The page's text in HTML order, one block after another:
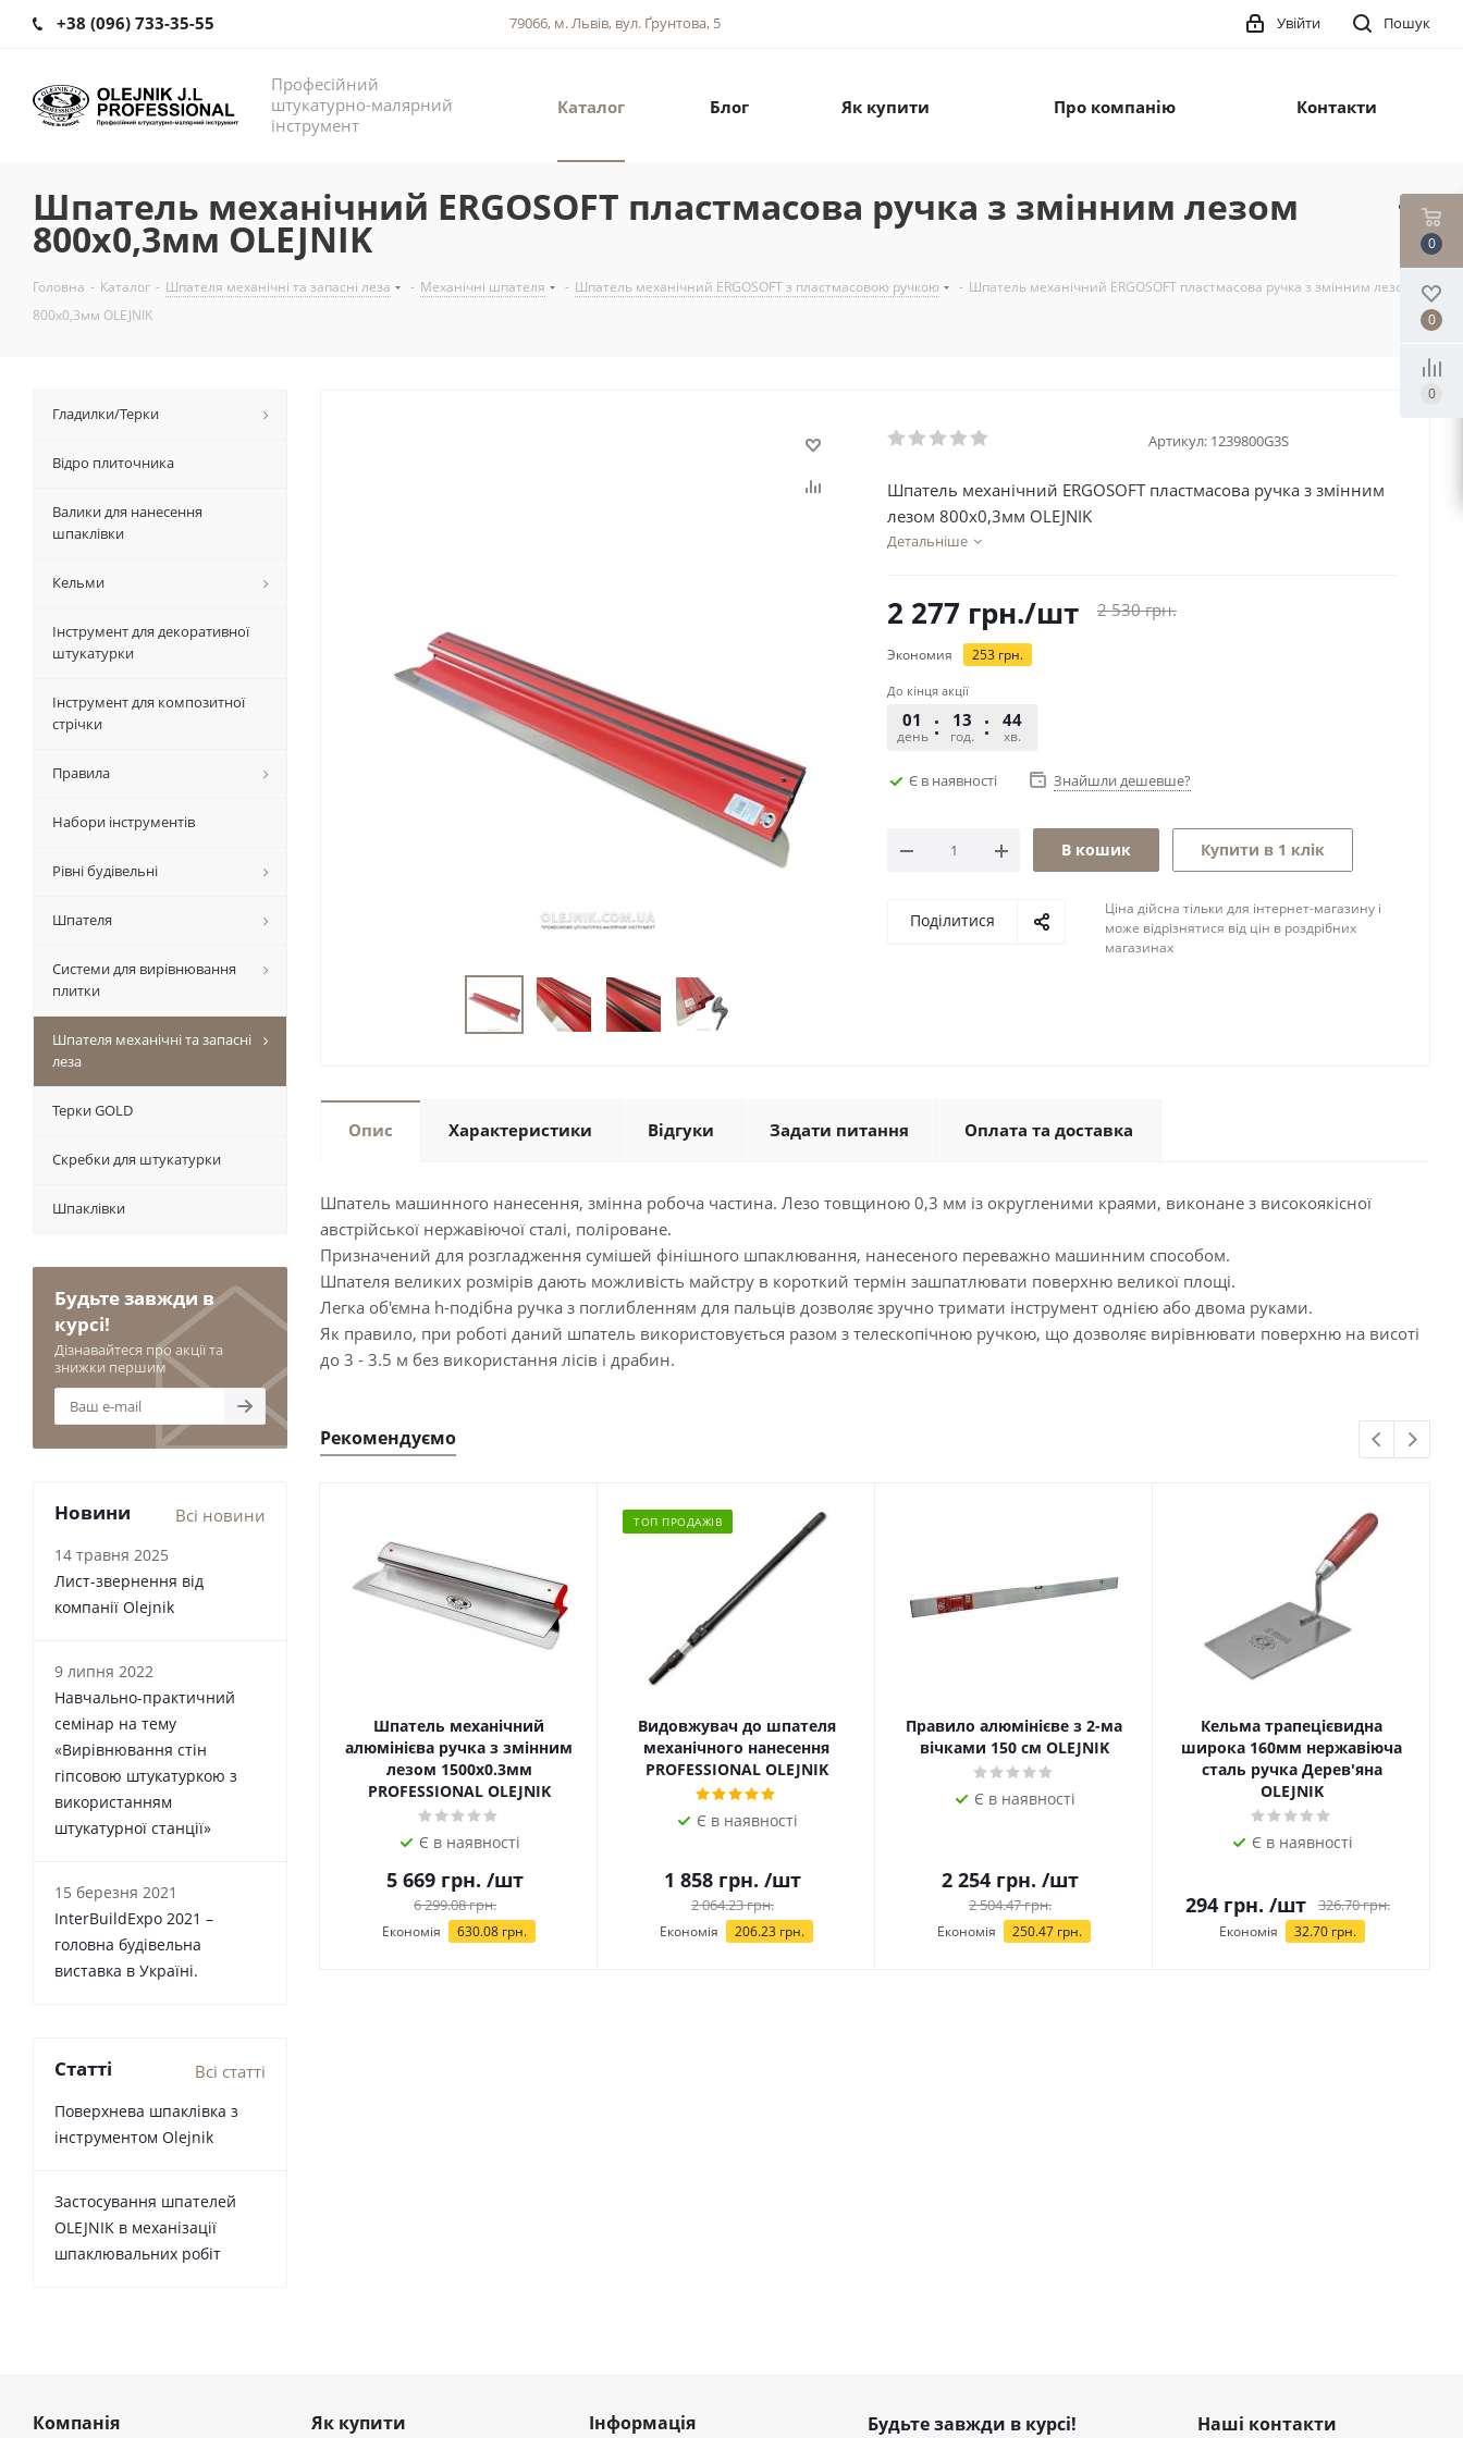
+38 (096) 733-35-55 79066, м. Львів, вул. Ґрунтова, 5 Пошук
Увійти
Професійний
штукатурно-малярний
інструмент
Каталог Блог Як купити Про компанію Контакти
Шпатель механічний ERGOSOFT пластмасова ручка з змінним лезом
800х0,3мм OLEJNIK
Головна - Каталог - Шпателя механічні та запасні леза - Механічні шпателя - Шпатель механічний ERGOSOFT з пластмасовою ручкою - Шпатель механічний ERGOSOFT пластмасова ручка з змінним лезом
800х0,3мм OLEJNIK
Артикул: 1239800G3S
Шпатель механічний ERGOSOFT пластмасова ручка з змінним
лезом 800х0,3мм OLEJNIK
Детальніше
2 277 грн./шт 2 530грн.
Экономия 253 грн.
До кінця акції
01
день
13
год.
44
хв.
Є в наявності Знайшли дешевше?
В кошик Купити в 1 клік
Поділитися
Ціна дійсна тільки для інтернет-магазину і
може відрізнятися від цін в роздрібних
магазинах
Опис Характеристики Відгуки Задати питання Оплата та доставка
Шпатель машинного нанесення, змінна робоча частина. Лезо товщиною 0,3 мм із округленими краями, виконане з високоякісної
австрійської нержавіючої сталі, поліроване.
Призначений для розгладження сумішей фінішного шпаклювання, нанесеного переважно машинним способом.
Шпателя великих розмірів дають можливість майстру в короткий термін зашпатлювати поверхню великої площі.
Легка об'ємна h-подібна ручка з поглибленням для пальців дозволяє зручно тримати інструмент однією або двома руками.
Як правило, при роботі даний шпатель використовується разом з телескопічною ручкою, що дозволяє вирівнювати поверхню на висоті
до 3 - 3.5 м без використання лісів і драбин.
Рекомендуємо
Шпатель механічний
алюмінієва ручка з змінним
лезом 1500х0.3мм
PROFESSIONAL OLEJNIK
Є в наявності
5 669 грн. /шт
6 299.08грн.
Економія 630.08 грн.
ТОП ПРОДАЖІВ
Видовжувач до шпателя
механічного нанесення
PROFESSIONAL OLEJNIK
Є в наявності
1 858 грн. /шт
2 064.23грн.
Економія 206.23 грн.
Правило алюмінієве з 2-ма
вічками 150 см OLEJNIK
Є в наявності
2 254 грн. /шт
2 504.47грн.
Економія 250.47 грн.
Кельма трапецієвидна
широка 160мм нержавіюча
сталь ручка Дерев'яна
OLEJNIK
Є в наявності
294 грн. /шт 326.70грн.
Економія 32.70грн.
Гладилки/Терки
Відро плиточника
Валики для нанесення
шпаклівки
Кельми
Інструмент для декоративної
штукатурки
Інструмент для композитної
стрічки
Правила
Набори інструментів
Рівні будівельні
Шпателя
Системи для вирівнювання
плитки
Шпателя механічні та запасні
леза
Терки GOLD
Скребки для штукатурки
Шпаклівки
Будьте завжди в
курсі!
Дізнавайтеся про акції та
знижки першим
Новини Всі новини
14 травня 2025
Лист-звернення від
компанії Olejnik
9 липня 2022
Навчально-практичний
семінар на тему
«Вирівнювання стін
гіпсовою штукатуркою з
використанням
штукатурної станції»
15 березня 2021
InterBuildExpo 2021 –
головна будівельна
виставка в Україні.
Статті Всі статті
Поверхнева шпаклівка з
інструментом Olejnik
Застосування шпателей
OLEJNIK в механізації
шпаклювальних робіт
Компанія Як купити Інформація Будьте завжди в курсі! Наші контакти
0
0
0